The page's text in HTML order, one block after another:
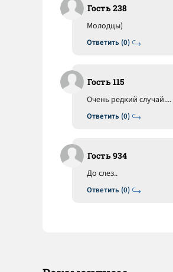
Гость 238
Ответить (0)
Молодцы)
Гость 115
Ответить (0)
Очень редкий случай....
Гость 934
Ответить (0)
До слез..